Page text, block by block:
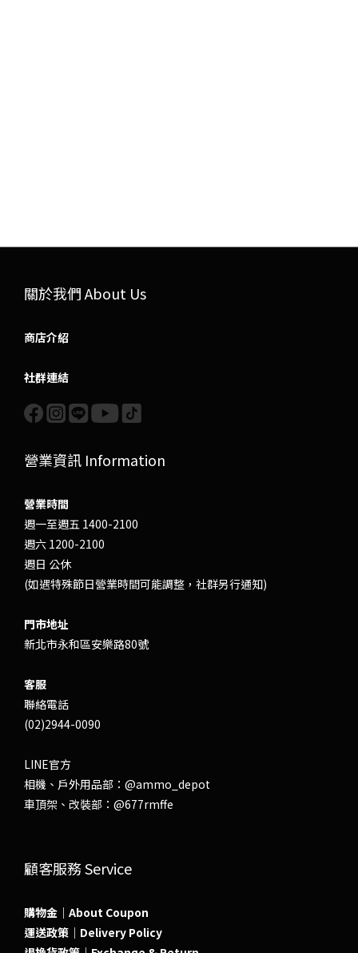
關於我們 About Us
商店介紹
社群連結
營業資訊 Information
營業時間
週一至週五 1400-2100
週六 1200-2100
週日 公休
(如遇特殊節日營業時間可能調整，社群另行通知)
門市地址
新北市永和區安樂路80號
客服
聯絡電話
(02)2944-0090
LINE官方
相機、戶外用品部： @ammo_depot
車頂架、改裝部： @677rmffe
顧客服務 Service
購物金｜About Coupon
運送政策｜Delivery Policy